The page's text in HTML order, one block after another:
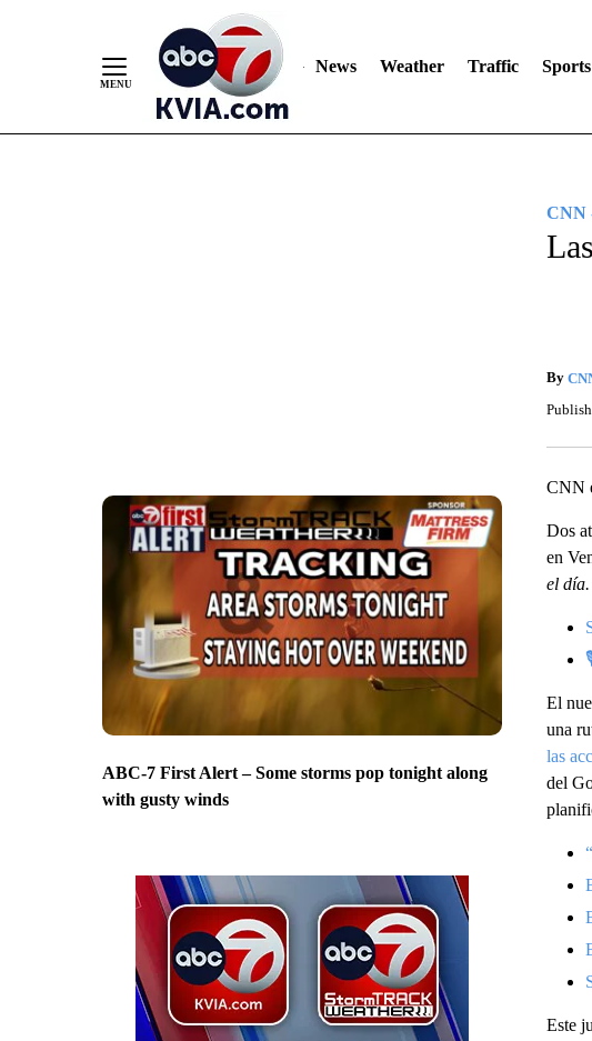
News Weather Traffic Sports
ABC-7 First Alert – Some storms pop tonight along
with gusty winds
CNN
By
CNN
Dos
en
el día.
El
una
las
del
Este